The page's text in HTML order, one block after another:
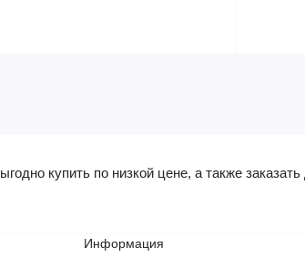
купить по низкой цене, а также заказать
Информация